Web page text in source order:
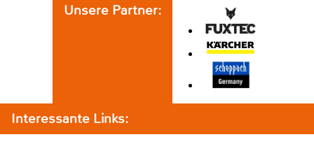
Unsere Partner:
Interessante Links: